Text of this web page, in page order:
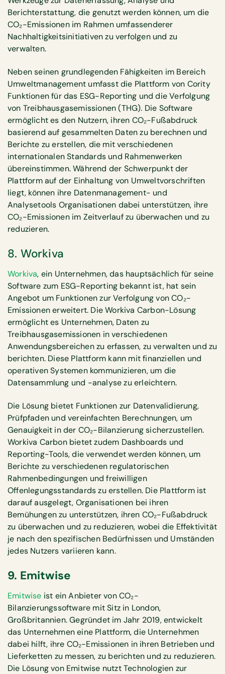
Berichterstattung, die genutzt werden können, um die
CO₂-Emissionen im Rahmen umfassenderer
Nachhaltigkeitsinitiativen zu verfolgen und zu
verwalten.
Neben seinen grundlegenden Fähigkeiten im Bereich
Umweltmanagement umfasst die Plattform von Cority
Funktionen für das ESG-Reporting und die Verfolgung
von Treibhausgasemissionen (THG). Die Software
ermöglicht es den Nutzern, ihren CO₂-Fußabdruck
basierend auf gesammelten Daten zu berechnen und
Berichte zu erstellen, die mit verschiedenen
internationalen Standards und Rahmenwerken
übereinstimmen. Während der Schwerpunkt der
Plattform auf der Einhaltung von Umweltvorschriften
liegt, können ihre Datenmanagement- und
Analysetools Organisationen dabei unterstützen, ihre
CO₂-Emissionen im Zeitverlauf zu überwachen und zu
reduzieren.
8. Workiva
Workiva, ein Unternehmen, das hauptsächlich für seine
Software zum ESG-Reporting bekannt ist, hat sein
Angebot um Funktionen zur Verfolgung von CO₂-
Emissionen erweitert. Die Workiva Carbon-Lösung
ermöglicht es Unternehmen, Daten zu
Treibhausgasemissionen in verschiedenen
Anwendungsbereichen zu erfassen, zu verwalten und zu
berichten. Diese Plattform kann mit finanziellen und
operativen Systemen kommunizieren, um die
Datensammlung und -analyse zu erleichtern.
Die Lösung bietet Funktionen zur Datenvalidierung,
Prüfpfaden und vereinfachten Berechnungen, um
Genauigkeit in der CO₂-Bilanzierung sicherzustellen.
Workiva Carbon bietet zudem Dashboards und
Reporting-Tools, die verwendet werden können, um
Berichte zu verschiedenen regulatorischen
Rahmenbedingungen und freiwilligen
Offenlegungsstandards zu erstellen. Die Plattform ist
darauf ausgelegt, Organisationen bei ihren
Bemühungen zu unterstützen, ihren CO₂-Fußabdruck
zu überwachen und zu reduzieren, wobei die Effektivität
je nach den spezifischen Bedürfnissen und Umständen
jedes Nutzers variieren kann.
9. Emitwise
Emitwise ist ein Anbieter von CO₂-
Bilanzierungssoftware mit Sitz in London,
Großbritannien. Gegründet im Jahr 2019, entwickelt
das Unternehmen eine Plattform, die Unternehmen
dabei hilft, ihre CO₂-Emissionen in ihren Betrieben und
Lieferketten zu messen, zu berichten und zu reduzieren.
Die Lösung von Emitwise nutzt Technologien zur